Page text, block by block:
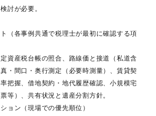
討が必要。
（各事例共通で税理士が最初に確認する項
資産税台帳の照合、路線価と接道（私道含
・間口・奥行測定（必要時測量）、賃貸契
把握、借地契約・地代履歴確認、小規模宅
等）、共有状況と遺産分割方針。
ョン（現場での優先順位）